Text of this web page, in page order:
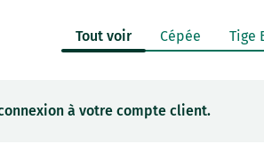
Tout voir Cépée Tige
à votre compte client.